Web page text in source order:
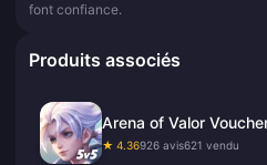
font confiance.
Produits associés
Arena of Valor
★ 4.36926 avis621 vendu